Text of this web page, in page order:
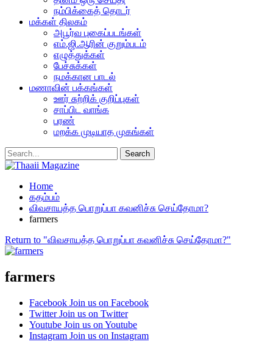
நம்பிக்கைத் தொடர்
மக்கள் திலகம்
அபூர்வ புகைப்படங்கள்
எம்.ஜி.ஆரின் குறும்படம்
எழுத்துக்கள்
பேச்சுக்கள்
நமக்கான பாடல்
மணாவின் பக்கங்கள்
ஊர் சுற்றிக் குறிப்புகள்
சாப்பிட வாங்க
பரண்
மறக்க முடியாத முகங்கள்
Home
கதம்பம்
விவசாயத்த பொறுப்பா கவனிச்சு செய்தோமா?
farmers
Return to "விவசாயத்த பொறுப்பா கவனிச்சு செய்தோமா?"
farmers
Facebook Join us on Facebook
Twitter Join us on Twitter
Youtube Join us on Youtube
Instagram Join us on Instagram